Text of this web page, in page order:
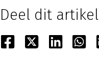
Deel dit artikel